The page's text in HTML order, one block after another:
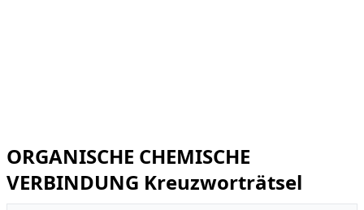
ORGANISCHE CHEMISCHE
VERBINDUNG Kreuzworträtsel